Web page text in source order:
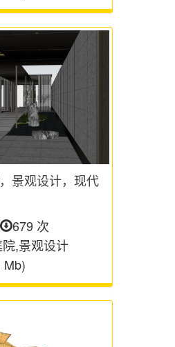
景观设计，现代
679 次
,景观设计
Mb)